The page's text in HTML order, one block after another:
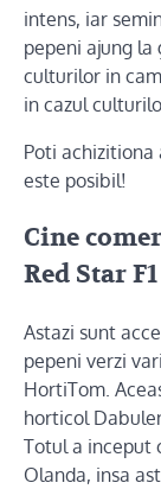
intens, iar
pepeni ajung la
culturilor in
in cazul
Poti achizitiona
este posibil!
Cine
Red Star
Astazi sunt
pepeni verzi
HortiTom.
horticol
Totul a inceput
Olanda, insa